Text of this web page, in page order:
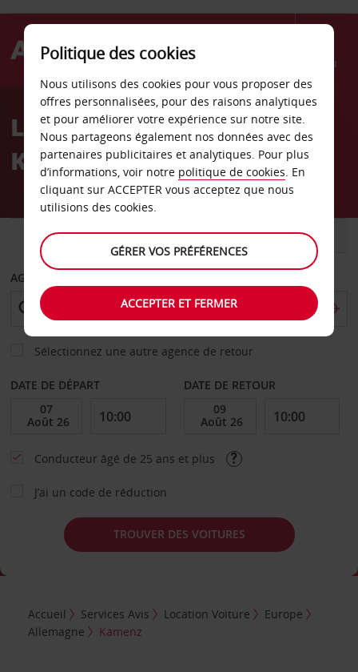
Menu
AvisLocation de voiture
Kamenz
VOITURE UTILITAIRE
AGENCE DE DÉPART
Sélectionnez une autre agence de retour
DATE DE DÉPART DATE DE RETOUR
Conducteur âgé de 25 ans et plus
J’ai un code de réduction
TROUVER DES VOITURES
Accueil Services Avis Location Voiture
Europe
Allemagne
Kamenz
Politique des cookies
Nous utilisons des cookies pour vous proposer des
offres personnalisées, pour des raisons analytiques
et pour améliorer votre expérience sur notre site.
Nous partageons également nos données avec des
partenaires publicitaires et analytiques. Pour plus
d’informations, voir notre politique de cookies. En
cliquant sur ACCEPTER vous acceptez que nous
utilisions des cookies.
GÉRER VOS PRÉFÉRENCES
ACCEPTER ET FERMER